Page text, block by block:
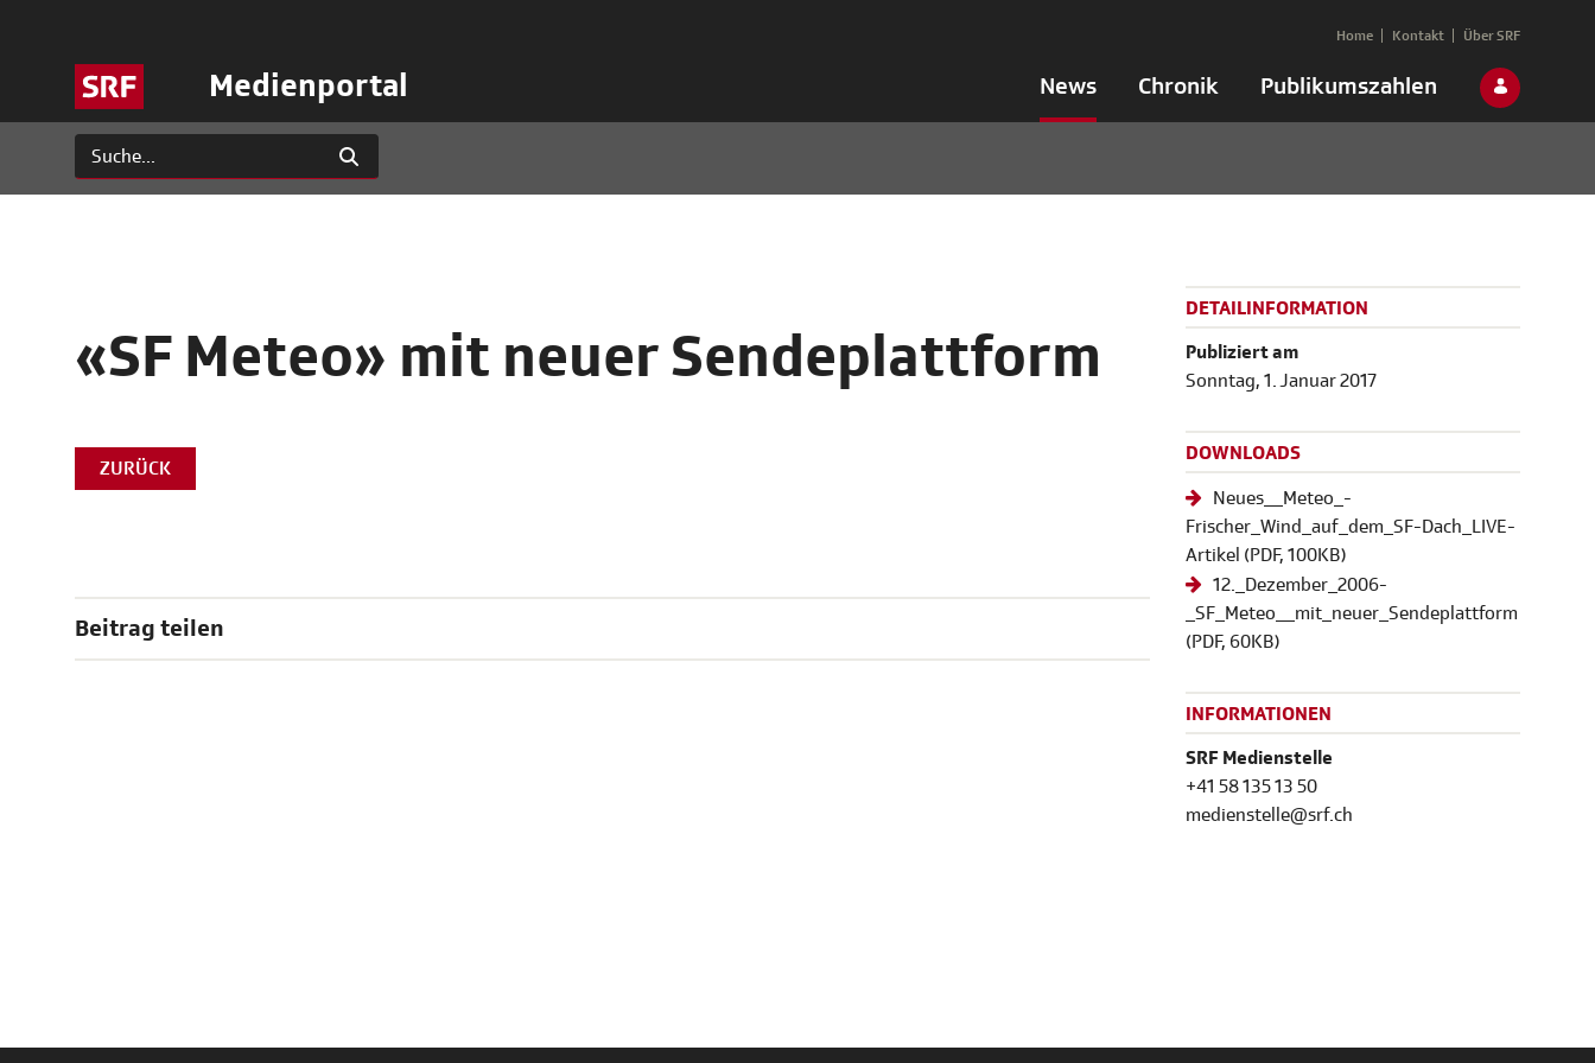
Medienportal News Chronik Publikumszahlen
Home Kontakt Über SRF
«SF Meteo» mit neuer Sendeplattform
ZURÜCK
Beitrag teilen
DETAILINFORMATION
Publiziert am
Sonntag, 1. Januar 2017
DOWNLOADS
Neues__Meteo_-
Frischer_Wind_auf_dem_SF-Dach_LIVE-
Artikel (PDF, 100KB)
12._Dezember_2006-
_SF_Meteo__mit_neuer_Sendeplattform
(PDF, 60KB)
INFORMATIONEN
SRF Medienstelle
+41 58 135 13 50
medienstelle@srf.ch